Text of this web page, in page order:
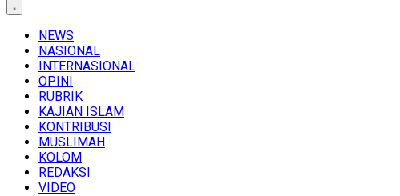
NEWS
NASIONAL
INTERNASIONAL
OPINI
RUBRIK
KAJIAN ISLAM
KONTRIBUSI
MUSLIMAH
KOLOM
REDAKSI
VIDEO